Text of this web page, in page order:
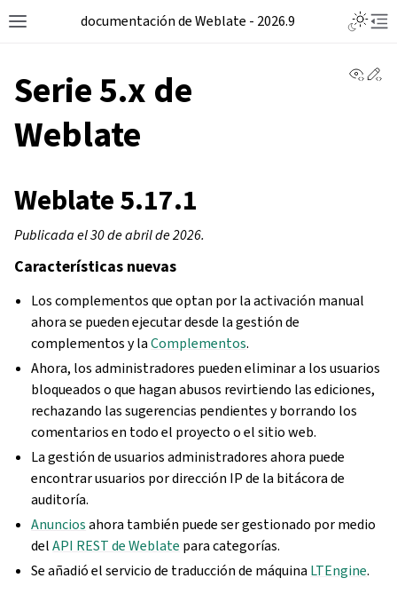
documentación de Weblate - 2026.9
Serie 5.x de
Weblate
Weblate 5.17.1
Publicada el 30 de abril de 2026.
Características nuevas
Los complementos que optan por la activación manual
ahora se pueden ejecutar desde la gestión de
complementos y laComplementos.
Ahora, los administradores pueden eliminar a los usuarios
bloqueados o que hagan abusos revirtiendo las ediciones,
rechazando las sugerencias pendientes y borrando los
comentarios en todo el proyecto o el sitio web.
La gestión de usuarios administradores ahora puede
encontrar usuarios por dirección IP de la bitácora de
auditoría.
Anunciosahora también puede ser gestionado por medio
delAPI REST de Weblate para categorías.
Se añadió el servicio de traducción de máquina LTEngine.